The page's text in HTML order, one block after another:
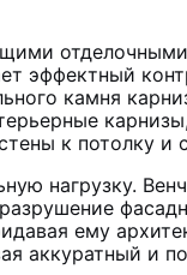
эффектный
камня
к потолку
нагрузку.
ему
аккуратный и